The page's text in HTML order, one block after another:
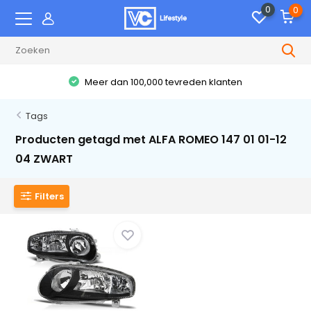
0 0
Meer dan 100,000 tevreden klanten
Tags
Producten getagd met ALFA ROMEO 147 01 01-12
04 ZWART
Filters